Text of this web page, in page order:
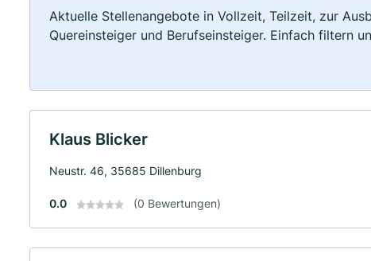
Aktuelle Stellenangebote in Vollzeit, Teilzeit, zur
Quereinsteiger und Berufseinsteiger. Einfach filtern
Klaus Blicker
Neustr. 46, 35685 Dillenburg
0.0 (0 Bewertungen)